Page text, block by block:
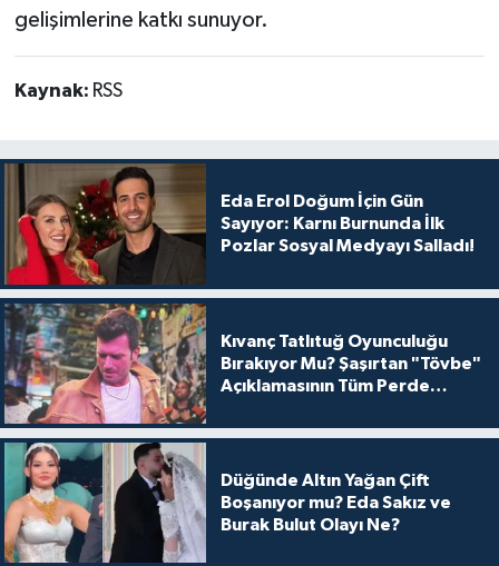
gelişimlerine katkı sunuyor.
Kaynak: RSS
Eda Erol Doğum İçin Gün
Sayıyor: Karnı Burnunda İlk
Pozlar Sosyal Medyayı Salladı!
Kıvanç Tatlıtuğ Oyunculuğu
Bırakıyor Mu? Şaşırtan "Tövbe"
Açıklamasının Tüm Perde
Düğünde Altın Yağan Çift
Boşanıyor mu? Eda Sakız ve
Burak Bulut Olayı Ne?